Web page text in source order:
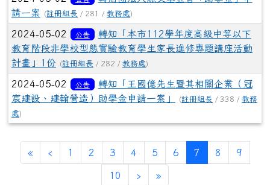
請一案
(註冊組長 / 281 / 教務處)
2024-05-02 公告
轉知「本市112學年度高級中等以下
教育階段非學校型態實驗教育學生家長進修專題講座活動
計畫」1份
(註冊組長 / 282 / 教務處)
2024-05-02 公告
轉知「王國億先生暨其相關企業（冠
宸建設、建翰營造）助學金申請一案」
(註冊組長 / 338 / 教務
處)
« ‹ 1 2 3 4 5 6 7 (current)
8 9
10 › »